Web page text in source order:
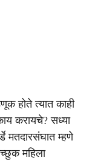
होते त्यात काही
करायचे? सध्या
मतदारसंघात म्हणे
महिला